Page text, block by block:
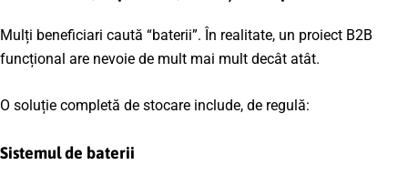
Mulți beneficiari caută “baterii”. În realitate, un proiect B2B
funcțional are nevoie de mult mai mult decât atât.
O soluție completă de stocare include, de regulă:
Sistemul de baterii